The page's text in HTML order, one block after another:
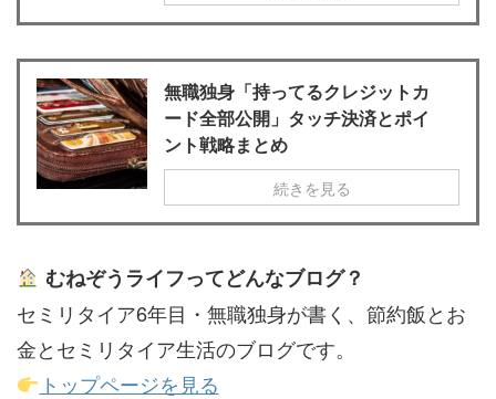
無職独身「持ってるクレジットカ
ード全部公開」タッチ決済とポイ
ント戦略まとめ
続きを見る
むねぞうライフってどんなブログ？
セミリタイア6年目・無職独身が書く、節約飯とお
金とセミリタイア生活のブログです。
トップページを見る